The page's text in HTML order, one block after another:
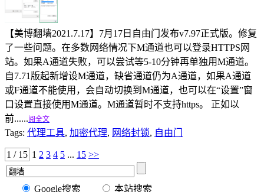
【美博翻墙2021.7.17】7月17日自由门发布v7.97正式版。修复
了一些问题。在多数网络情况下M通道也可以登录HTTPS网
站。如果A通道失败，可以尝试等5-10分钟再单独用M通道。
自7.71版起新增设M通道，缺省通道仍为A通道，如果A通道
或F通道不能使用，会自动切换到M通道，也可以在“设置”窗
口设置直接使用M通道。M通道暂时不支持https。 正如以
前......阅全文
Tags: 代理工具, 加密代理, 网络封锁, 自由门
1 / 15 1 2 3 4 5 ... 15 >>
Google搜索 本站搜索